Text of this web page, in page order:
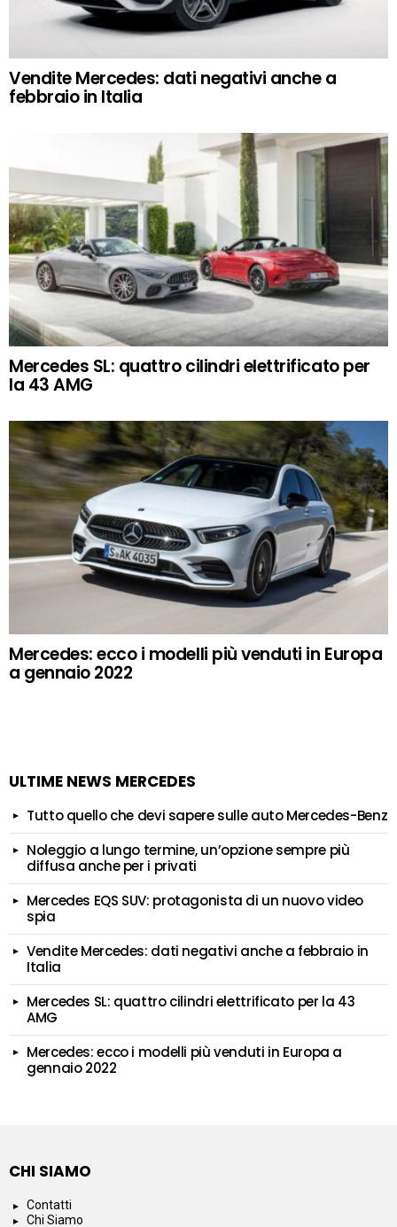
Vendite Mercedes: dati negativi anche a
febbraio in Italia
Mercedes SL: quattro cilindri elettrificato per
la 43 AMG
Mercedes: ecco i modelli più venduti in Europa
a gennaio 2022
ULTIME NEWS MERCEDES
Tutto quello che devi sapere sulle auto Mercedes-Benz
Noleggio a lungo termine, un’opzione sempre più
diffusa anche per i privati
Mercedes EQS SUV: protagonista di un nuovo video
spia
Vendite Mercedes: dati negativi anche a febbraio in
Italia
Mercedes SL: quattro cilindri elettrificato per la 43
AMG
Mercedes: ecco i modelli più venduti in Europa a
gennaio 2022
CHI SIAMO
Contatti
Chi Siamo